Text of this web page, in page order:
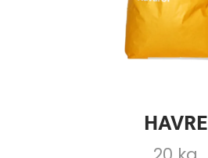
HAVRE